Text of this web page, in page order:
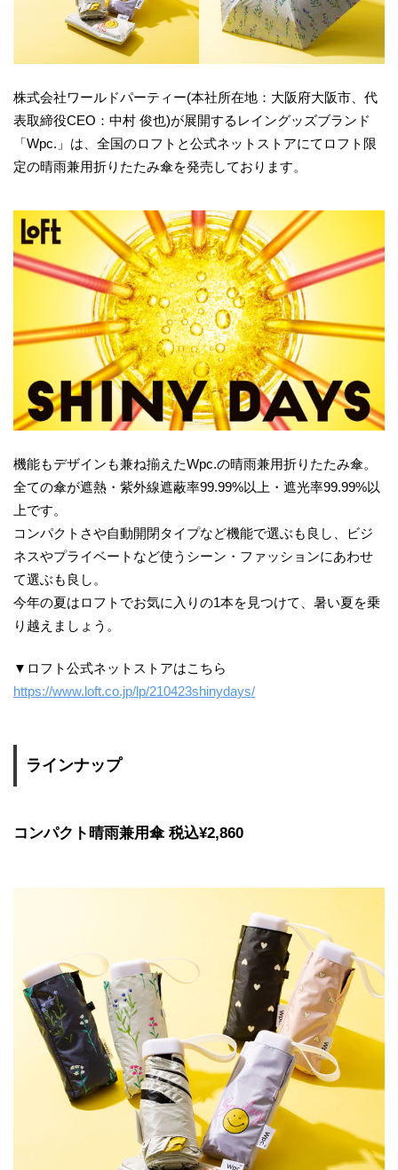
株式会社ワールドパーティー(本社所在地：大阪府大阪市、代
表取締役CEO：中村 俊也)が展開するレイングッズブランド
「Wpc.」は、全国のロフトと公式ネットストアにてロフト限
定の晴雨兼用折りたたみ傘を発売しております。
機能もデザインも兼ね揃えたWpc.の晴雨兼用折りたたみ傘。
全ての傘が遮熱・紫外線遮蔽率99.99%以上・遮光率99.99%以
上です。
コンパクトさや自動開閉タイプなど機能で選ぶも良し、ビジ
ネスやプライベートなど使うシーン・ファッションにあわせ
て選ぶも良し。
今年の夏はロフトでお気に入りの1本を見つけて、暑い夏を乗
り越えましょう。
▼ロフト公式ネットストアはこちら
https://www.loft.co.jp/lp/210423shinydays/
ラインナップ
コンパクト晴雨兼用傘 税込¥2,860